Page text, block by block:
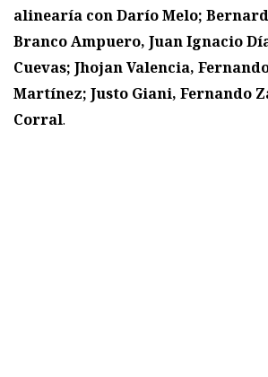
alinearía con Darío Melo;
Branco Ampuero, Juan Ignacio
Cuevas; Jhojan Valencia,
Martínez; Justo Giani, Fernando
Corral.